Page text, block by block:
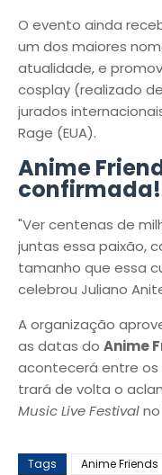
O evento ainda
um dos maiores
atualidade, e
cosplay (realizado
jurados
Rage (EUA).
Anime
confirmada!
"Ver centenas de
juntas essa paixão,
tamanho que essa
celebrou Juliano
A organização
as datas do Anime
acontecerá entre os
trará de volta o
Music Live Festival
Tags Anime Friends